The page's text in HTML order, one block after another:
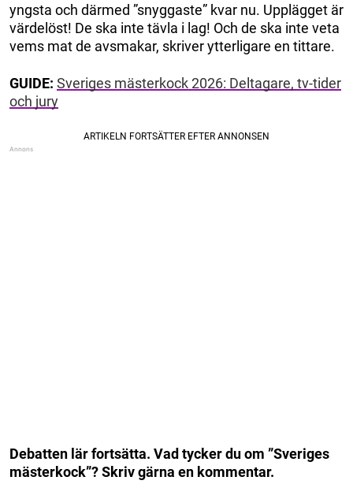
yngsta och därmed ”snyggaste” kvar nu. Upplägget är
värdelöst! De ska inte tävla i lag! Och de ska inte veta
vems mat de avsmakar, skriver ytterligare en tittare.
GUIDE: Sveriges mästerkock 2026: Deltagare, tv-tider
och jury
Debatten lär fortsätta. Vad tycker du om ”Sveriges
mästerkock”? Skriv gärna en kommentar.